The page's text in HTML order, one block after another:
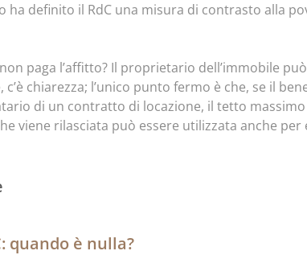
ha definito il RdC una misura di contrasto alla
paga l’affitto? Il proprietario dell’immobile
chiarezza; l’unico punto fermo è che, se il
di un contratto di locazione, il tetto
viene rilasciata può essere utilizzata anche
quando è nulla?